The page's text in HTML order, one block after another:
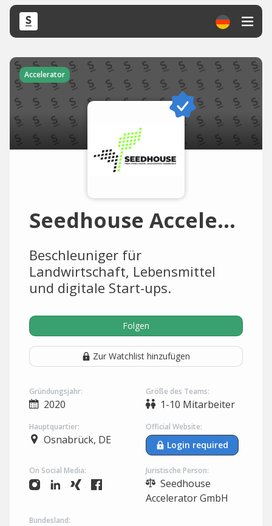
Accelerator
Seedhouse Accelerator
Beschleuniger für
Landwirtschaft, Lebensmittel
und digitale Start-ups.
Folgen
Zur Watchlist hinzufügen
Gründungsjahr:
2020
Größe des Teams:
1-10 Mitarbeiter
Hauptquartier:
Osnabrück, DE
Official Website:
Login required
On Social Media: Juristische Person:
Seedhouse
Accelerator GmbH
Bundesland: